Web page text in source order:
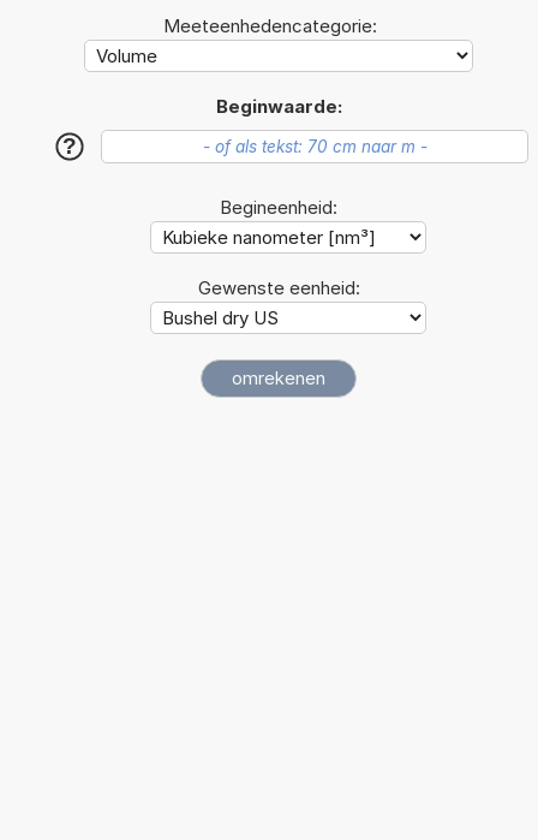
Meeteenhedencategorie:
Beginwaarde:
?
Begineenheid:
Gewenste eenheid: